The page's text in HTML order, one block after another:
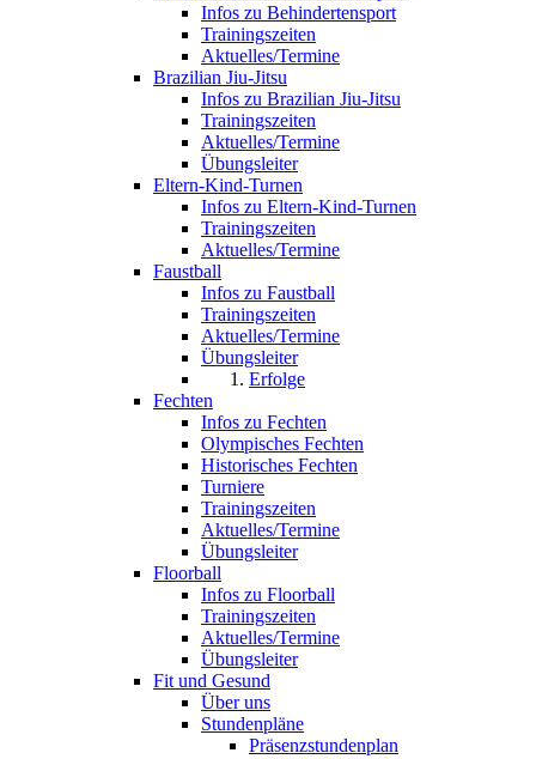
Infos zu Behindertensport
Trainingszeiten
Aktuelles/Termine
Brazilian Jiu-Jitsu
Infos zu Brazilian Jiu-Jitsu
Trainingszeiten
Aktuelles/Termine
Übungsleiter
Eltern-Kind-Turnen
Infos zu Eltern-Kind-Turnen
Trainingszeiten
Aktuelles/Termine
Faustball
Infos zu Faustball
Trainingszeiten
Aktuelles/Termine
Übungsleiter
Erfolge
Fechten
Infos zu Fechten
Olympisches Fechten
Historisches Fechten
Turniere
Trainingszeiten
Aktuelles/Termine
Übungsleiter
Floorball
Infos zu Floorball
Trainingszeiten
Aktuelles/Termine
Übungsleiter
Fit und Gesund
Über uns
Stundenpläne
Präsenzstundenplan